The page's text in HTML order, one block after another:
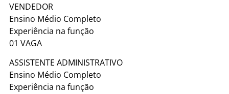
VENDEDOR
Ensino Médio Completo
Experiência na função
01 VAGA
ASSISTENTE ADMINISTRATIVO
Ensino Médio Completo
Experiência na função